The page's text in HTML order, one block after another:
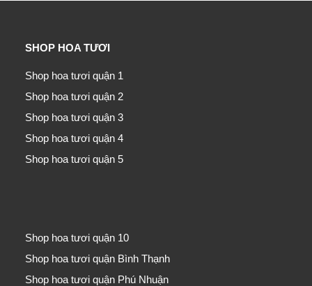
SHOP HOA TƯƠI
Shop hoa tươi quận 1
Shop hoa tươi quận 2
Shop hoa tươi quận 3
Shop hoa tươi quận 4
Shop hoa tươi quận 5
Shop hoa tươi quận 10
Shop hoa tươi quận Bình Thạnh
Shop hoa tươi quận Phú Nhuận